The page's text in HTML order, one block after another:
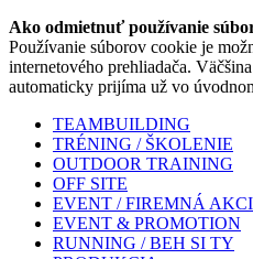
Ako odmietnuť používanie
Používanie súborov cookie je
internetového prehliadača.
automaticky prijíma už vo
TEAMBUILDING
TRÉNING / ŠKOLENIE
OUTDOOR TRAINING
OFF SITE
EVENT / FIREMNÁ
EVENT & PROMOTION
RUNNING / BEH SI TY